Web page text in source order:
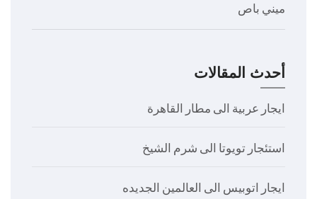
ميني باص
أحدث المقالات
ايجار عربية الى مطار القاهرة
استئجار تويوتا الى شرم الشيخ
ايجار اتوبيس الى العالمين الجديده